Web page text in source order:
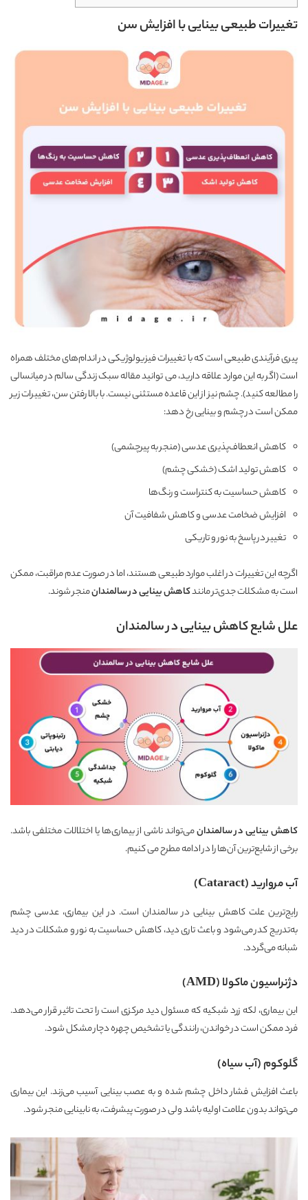
تغییرات طبیعی بینایی با افزایش سن
پیری فرآیندی طبیعی است که با تغییرات فیزیولوژیکی در اندام‌های مختلف همراه
است (اگر به این موارد علاقه دارید، می توانید مقالهسبک زندگی سالم در میانسالی
را مطالعه کنید). چشم نیز از این قاعده مستثنی نیست. با بالا رفتن سن، تغییرات زیر
ممکن است در چشم و بینایی رخ دهد:
کاهش انعطاف‌پذیری عدسی (منجر به پیرچشمی)
کاهش تولید اشک (خشکی چشم)
کاهش حساسیت به کنتراست و رنگ‌ها
افزایش ضخامت عدسی و کاهش شفافیت آن
تغییر در پاسخ به نور و تاریکی
اگرچه این تغییرات در اغلب موارد طبیعی هستند، اما در صورت عدم مراقبت، ممکن
است به مشکلات جدی‌تر مانندکاهش بینایی در سالمندانمنجر شوند.
علل شایع کاهش بینایی در سالمندان
کاهش بینایی در سالمندانمی‌تواند ناشی از بیماری‌ها یا اختلالات مختلفی باشد.
برخی از شایع‌ترین آن‌ها را در ادامه مطرح می کنیم.
آب مروارید (Cataract)
رایج‌ترین علت کاهش بینایی در سالمندان است. در این بیماری، عدسی چشم
به‌تدریج کدر می‌شود و باعث تاری دید، کاهش حساسیت به نور و مشکلات در دید
شبانه می‌گردد.
دژنراسیون ماکولا (AMD)
این بیماری، لکه زرد شبکیه که مسئول دید مرکزی است را تحت تاثیر قرار می‌دهد.
فرد ممکن است در خواندن، رانندگی یا تشخیص چهره دچار مشکل شود.
گلوکوم (آب سیاه)
باعث افزایش فشار داخل چشم شده و به عصب بینایی آسیب می‌زند. این بیماری
می‌تواند بدون علامت اولیه باشد ولی در صورت پیشرفت، به نابینایی منجر شود.